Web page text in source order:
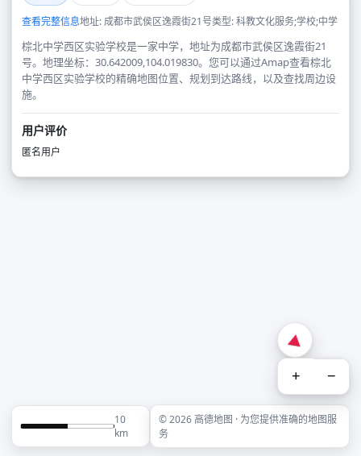
查看完整信息地址: 成都市武侯区逸霞街21号类型: 科教文化服务;学校;中学
棕北中学西区实验学校是一家中学，地址为成都市武侯区逸霞街21
号。地理坐标：30.642009,104.019830。您可以通过Amap查看棕北
中学西区实验学校的精确地图位置、规划到达路线，以及查找周边设
施。
用户评价
匿名用户
+ −
10
km
© 2026 高德地图 · 为您提供准确的地图服
务